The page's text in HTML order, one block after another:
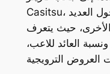
Casitsu، أطلع على معلوماتي المهنية حول العديد
حيث يتعرف
العائد للاعب،